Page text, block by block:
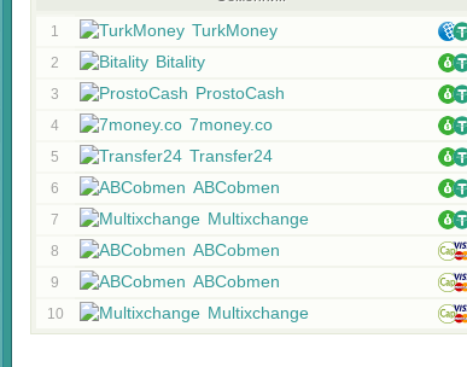
1 TurkMoney
2 Bitality
3 ProstoCash
4 7money.co
5 Transfer24
6 ABCobmen
7 Multixchange
8 ABCobmen
9 ABCobmen
10 Multixchange